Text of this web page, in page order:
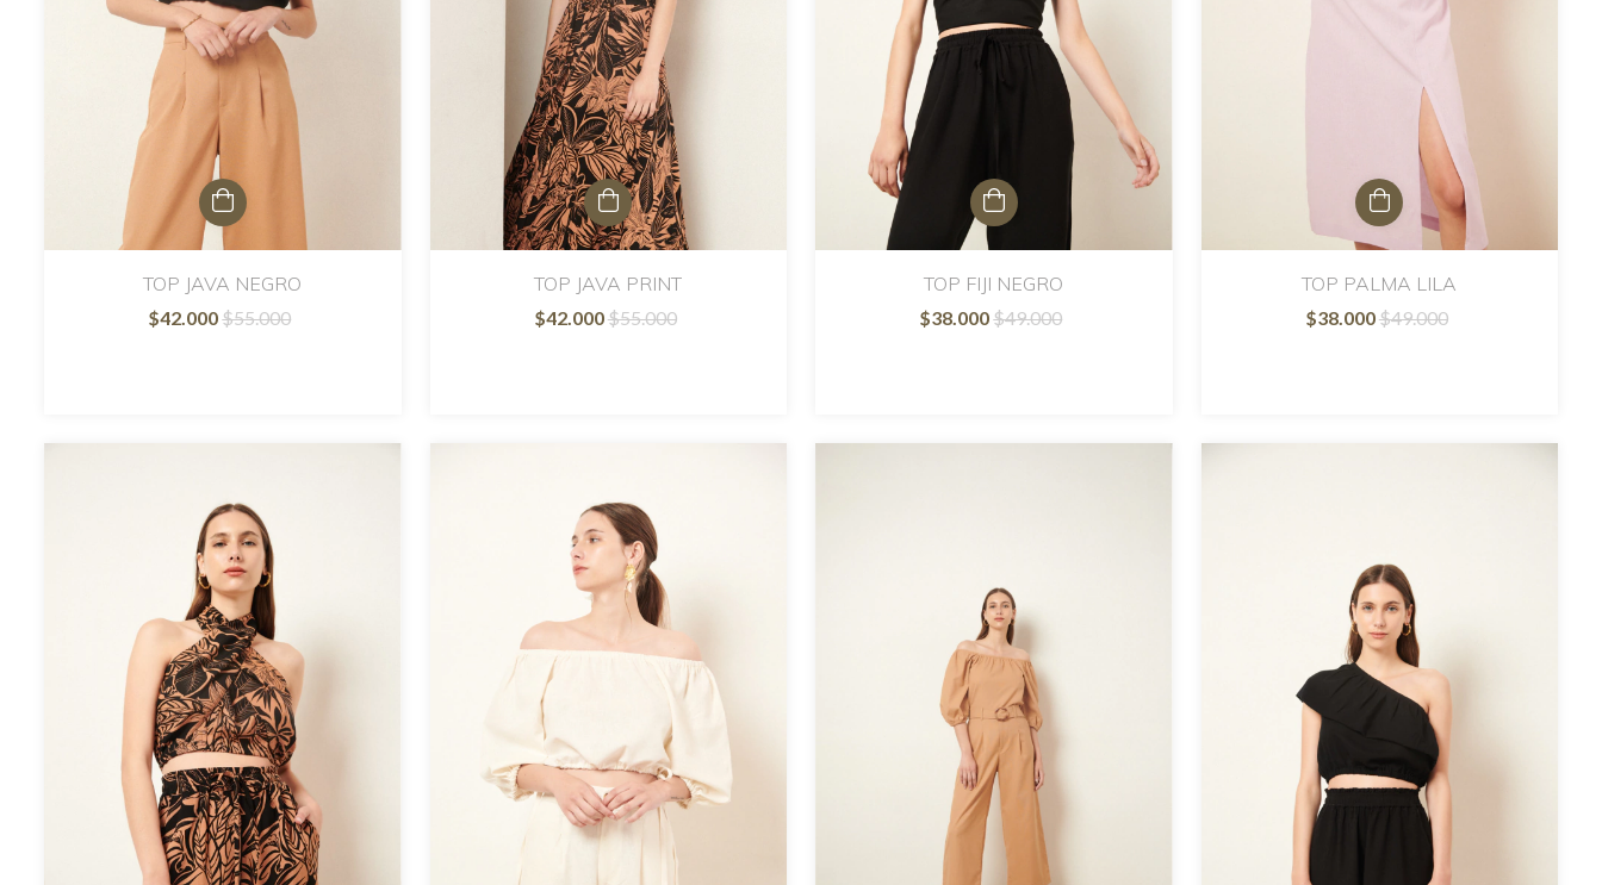
TOP JAVA NEGRO
$42.000$55.000
TOP JAVA PRINT
$42.000$55.000
TOP FIJI NEGRO
$38.000$49.000
TOP PALMA LILA
$38.000$49.000